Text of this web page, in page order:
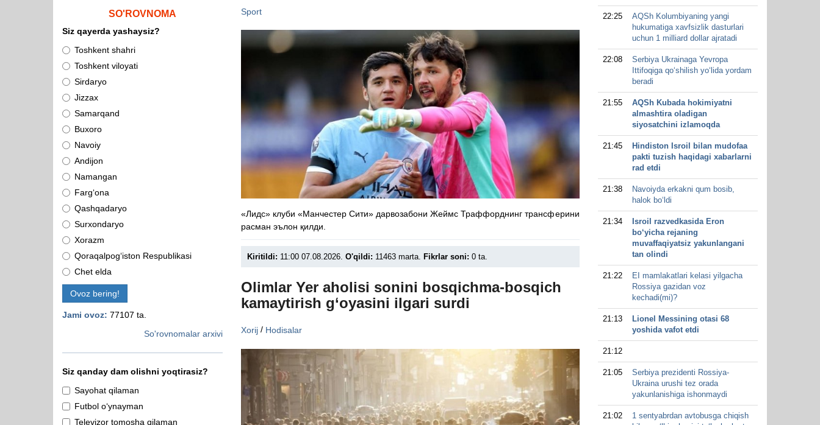
SO'ROVNOMA
Siz qayerda yashaysiz?
Toshkent shahri
Toshkent viloyati
Sirdaryo
Jizzax
Samarqand
Buxoro
Navoiy
Andijon
Namangan
Farg‘ona
Qashqadaryo
Surxondaryo
Xorazm
Qoraqalpog‘iston Respublikasi
Chet elda
Ovoz bering!
Jami ovoz: 77107 ta.
So'rovnomalar arxivi
Siz qanday dam olishni yoqtirasiz?
Sayohat qilaman
Futbol o‘ynayman
Televizor tomosha qilaman
Sport
«Лидс» клуби «Манчестер Сити» дарвозабони Жеймс Траффорднинг трансферини
расман эълон қилди.
Kiritildi: 11:00 07.08.2026. O'qildi: 11463 marta. Fikrlar soni: 0 ta.
Olimlar Yer aholisi sonini bosqichma-bosqich
kamaytirish g‘oyasini ilgari surdi
Xorij/ Hodisalar
22:25
AQSh Kolumbiyaning yangi
hukumatiga xavfsizlik dasturlari
uchun 1 milliard dollar ajratadi
22:08
Serbiya Ukrainaga Yevropa
Ittifoqiga qo‘shilish yo‘lida yordam
beradi
21:55
AQSh Kubada hokimiyatni
almashtira oladigan
siyosatchini izlamoqda
21:45
Hindiston Isroil bilan mudofaa
pakti tuzish haqidagi xabarlarni
rad etdi
21:38
Navoiyda erkakni qum bosib,
halok bo‘ldi
21:34
Isroil razvedkasida Eron
bo‘yicha rejaning
muvaffaqiyatsiz yakunlangani
tan olindi
21:22
EI mamlakatlari kelasi yilgacha
Rossiya gazidan voz
kechadi(mi)?
21:13
Lionel Messining otasi 68
yoshida vafot etdi
21:12
21:05
Serbiya prezidenti Rossiya-
Ukraina urushi tez orada
yakunlanishiga ishonmaydi
21:02
1 sentyabrdan avtobusga chiqish